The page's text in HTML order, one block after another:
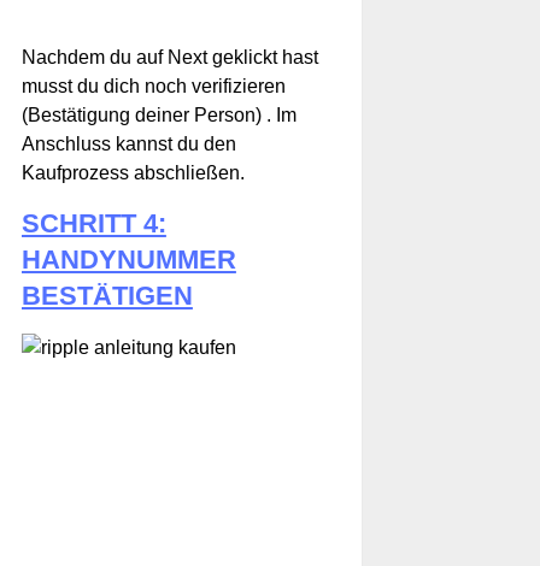
Nachdem du auf Next geklickt hast
musst du dich noch verifizieren
(Bestätigung deiner Person) . Im
Anschluss kannst du den
Kaufprozess abschließen.
SCHRITT 4:
HANDYNUMMER
BESTÄTIGEN